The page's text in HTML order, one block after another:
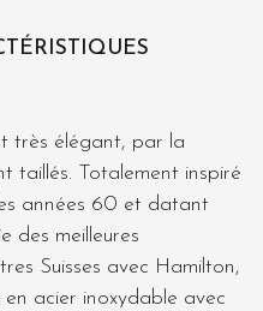
très élégant, par la
taillés. Totalement inspiré
années 60 et datant
des meilleures
Suisses avec Hamilton,
acier inoxydable avec